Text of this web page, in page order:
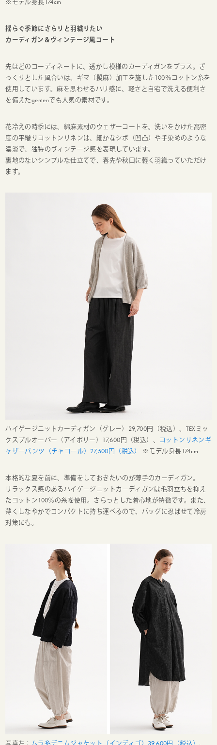
※モデル身長174cm
揺らぐ季節にさらりと羽織りたい
カーディガン＆ヴィンテージ風コート
先ほどのコーディネートに、透かし模様のカーディガンをプラス。ざ
っくりとした風合いは、ギマ（擬麻）加工を施した100％コットン糸を
使用しています。麻を思わせるハリ感に、軽さと自宅で洗える便利さ
を備えたgentenでも人気の素材です。
花冷えの時季には、綿麻素材のウェザーコートを。洗いをかけた高密
度の平織りコットンリネンは、細かなシボ（凹凸）や手染めのような
濃淡で、独特のヴィンテージ感を表現しています。
裏地のないシンプルな仕立てで、春先や秋口に軽く羽織っていただけ
ます。
ハイゲージニットカーディガン（グレー）29,700円（税込）、TEXミッ
クスプルオーバー（アイボリー）17,600円（税込）、 コットンリネンギ
ャザーパンツ（チャコール）27,500円（税込）
※モデル身長174cm
本格的な夏を前に、準備をしておきたいのが薄手のカーディガン。
リラックス感のあるハイゲージニットカーディガンは毛羽立ちを抑え
たコットン100％の糸を使用。さらっとした着心地が特徴です。また、
薄くしなやかでコンパクトに持ち運べるので、バッグに忍ばせて冷房
対策にも。
写真左： ムラ糸デニムジャケット（インディゴ）39,600円（税込）、